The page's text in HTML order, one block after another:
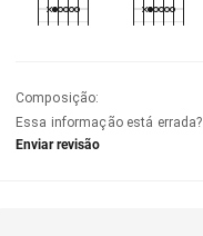
Composição:
Essa informação está errada?
Enviar revisão